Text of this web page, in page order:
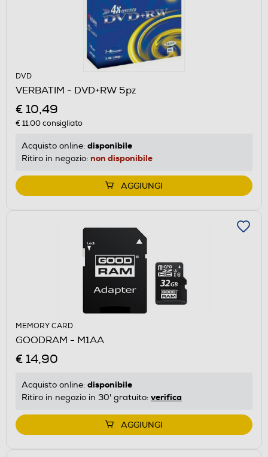
DVD
VERBATIM - DVD+RW 5pz
€ 10,49
€ 11,00consigliato
Acquisto online: disponibile
Ritiro in negozio: non disponibile
AGGIUNGI
MEMORY CARD
GOODRAM - M1AA
€ 14,90
Acquisto online: disponibile
Ritiro in negozio in 30' gratuito: verifica
AGGIUNGI